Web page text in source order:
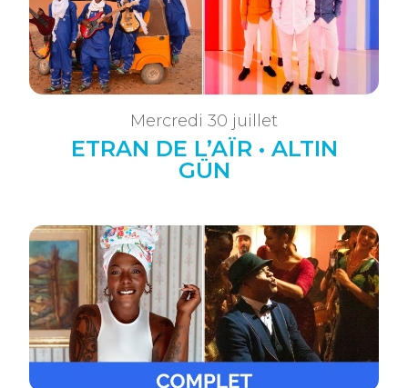
Mercredi 30 juillet
ETRAN DE L’AÏR • ALTIN
GÜN